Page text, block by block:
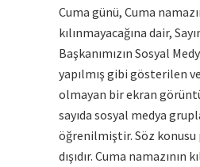
Cuma günü, Cuma
kılınmayacağına dair,
Başkanımızın Sosyal
yapılmış gibi gösterilen
olmayan bir ekran
sayıda sosyal medya
öğrenilmiştir. Söz konusu
dışıdır. Cuma namazının